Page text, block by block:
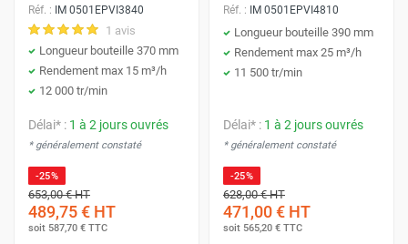
Réf. : IM 0501EPVI3840
1 avis
Longueur bouteille 370 mm
Rendement max 15 m³/h
12 000 tr/min
Délai* : 1 à 2 jours ouvrés
* généralement constaté
-25%
653,00 €HT
489,75 € HT
soit 587,70 € TTC
Réf. : IM 0501EPVI4810
Longueur bouteille 390 mm
Rendement max 25 m³/h
11 500 tr/min
Délai* : 1 à 2 jours ouvrés
* généralement constaté
-25%
628,00 €HT
471,00 € HT
soit 565,20 € TTC